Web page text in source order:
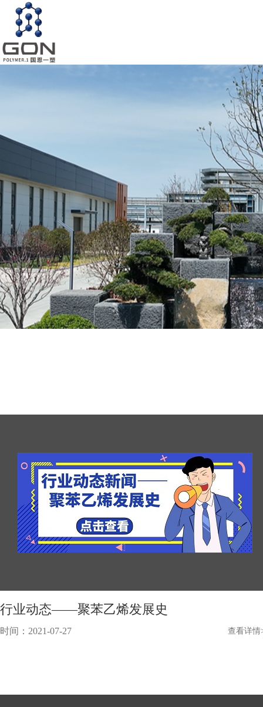
行业动态——聚苯乙烯发展史
时间：2021-07-27 查看详情